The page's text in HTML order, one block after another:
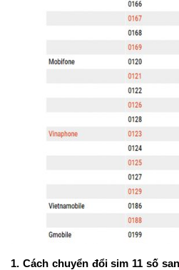
1. Cách chuyển đổi sim 11 số